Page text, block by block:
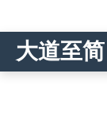
大道至简